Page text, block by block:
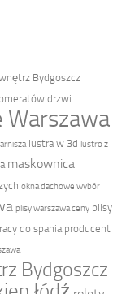
Bydgoszcz
drzwi
lustra w 3d lustro z
maskownica
okna dachowe wybór
plisy warszawa ceny plisy
do spania producent
Bydgoszcz